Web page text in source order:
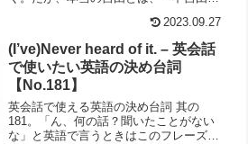
2023.09.27
(I’ve)Never heard of it. – 英会話
で使いたい英語の決め台詞
【No.181】
英会話で使える英語の決め台詞 其の
181。「ん、何の話？聞いたことがない
な」と英語で言うときはこのフレーズ